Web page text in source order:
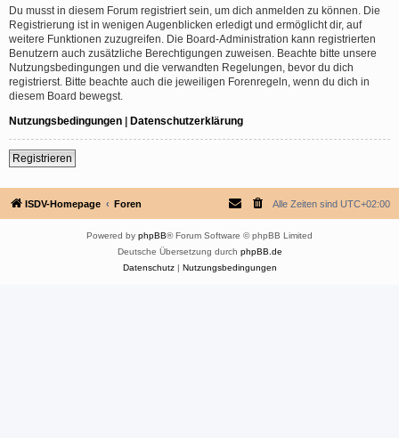
Du musst in diesem Forum registriert sein, um dich anmelden zu können. Die
Registrierung ist in wenigen Augenblicken erledigt und ermöglicht dir, auf
weitere Funktionen zuzugreifen. Die Board-Administration kann registrierten
Benutzern auch zusätzliche Berechtigungen zuweisen. Beachte bitte unsere
Nutzungsbedingungen und die verwandten Regelungen, bevor du dich
registrierst. Bitte beachte auch die jeweiligen Forenregeln, wenn du dich in
diesem Board bewegst.
Nutzungsbedingungen | Datenschutzerklärung
Registrieren
ISDV-Homepage Foren Alle Zeiten sind UTC+02:00
Powered by phpBB® Forum Software © phpBB Limited
Deutsche Übersetzung durch phpBB.de
Datenschutz| Nutzungsbedingungen